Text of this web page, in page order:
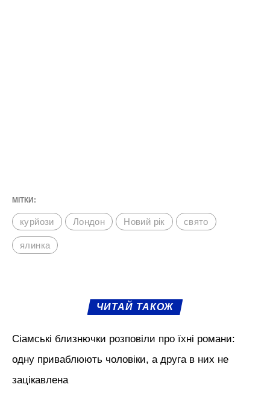
МІТКИ:
курйози Лондон Новий рік свято
ялинка
ЧИТАЙ ТАКОЖ
Сіамські близнючки розповіли про їхні романи:
одну приваблюють чоловіки, а друга в них не
зацікавлена